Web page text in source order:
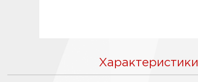
Характеристики